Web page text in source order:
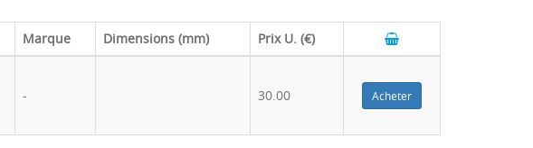
Marque Dimensions (mm) Prix U. (€)
- 30.00 Acheter